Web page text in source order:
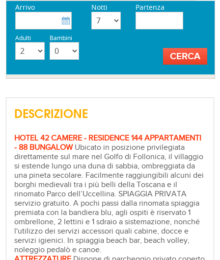
Arrivo Notti Partenza
Adulti Bambini
DESCRIZIONE
HOTEL 42 CAMERE - RESIDENCE 144 APPARTAMENTI
- 88 BUNGALOW Ubicato in posizione privilegiata
direttamente sul mare nel Golfo di Follonica, il villaggio
si estende lungo una duna di sabbia, ombreggiata da
una pineta secolare. Facilmente raggiungibili alcuni dei
borghi medievali tra i più belli della Toscana e il
rinomato Parco dell’Uccellina. SPIAGGIA PRIVATA
servizio gratuito. A pochi passi dalla rinomata spiaggia
premiata con la bandiera blu, agli ospiti è riservato 1
ombrellone, 2 lettini e 1 sdraio a sistemazione, nonché
l'utilizzo dei servizi accessori quali cabine, docce e
servizi igienici. In spiaggia beach bar, beach volley,
noleggio pedalò e canoe.